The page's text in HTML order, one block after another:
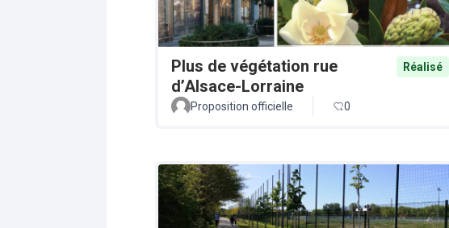
Plus de végétation rue
d’Alsace-Lorraine
Réalisé
Proposition officielle 0